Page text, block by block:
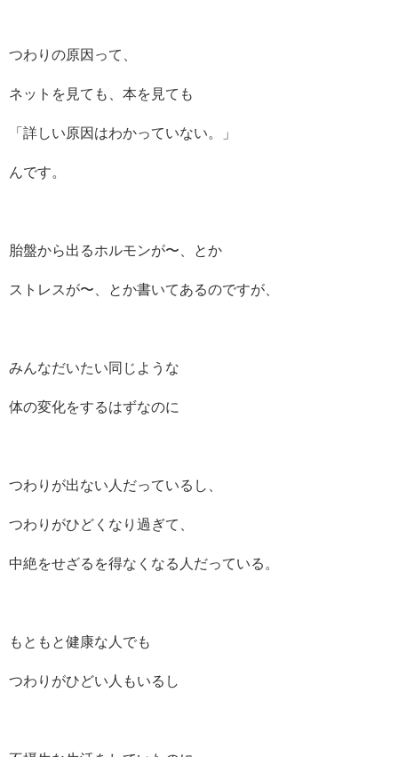
つわりの原因って、
ネットを見ても、本を見ても
「詳しい原因はわかっていない。」
んです。
胎盤から出るホルモンが〜、とか
ストレスが〜、とか書いてあるのですが、
みんなだいたい同じような
体の変化をするはずなのに
つわりが出ない人だっているし、
つわりがひどくなり過ぎて、
中絶をせざるを得なくなる人だっている。
もともと健康な人でも
つわりがひどい人もいるし